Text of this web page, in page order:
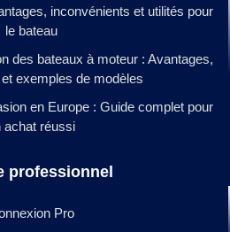
inconvénients et utilités pour
le bateau
des bateaux à moteur : Avantages,
exemples de modèles
en Europe : Guide complet pour
achat réussi
professionnel
Pro